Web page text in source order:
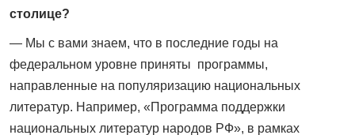
столице?
— Мы с вами знаем, что в последние годы на
федеральном уровне приняты программы,
направленные на популяризацию национальных
литератур. Например, «Программа поддержки
национальных литератур народов РФ», в рамках